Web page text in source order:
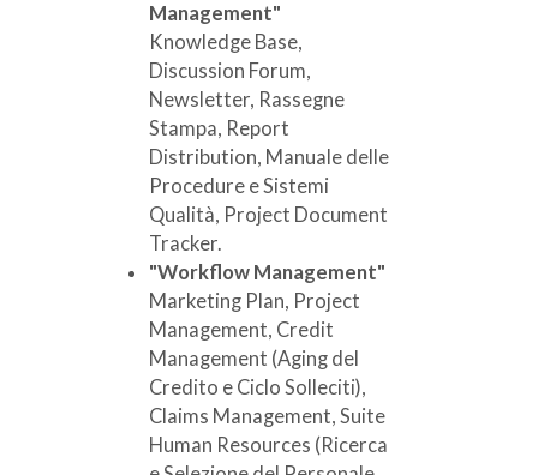
Management"
Knowledge Base,
Discussion Forum,
Newsletter, Rassegne
Stampa, Report
Distribution, Manuale delle
Procedure e Sistemi
Qualità, Project Document
Tracker.
"Workflow Management"
Marketing Plan, Project
Management, Credit
Management (Aging del
Credito e Ciclo Solleciti),
Claims Management, Suite
Human Resources (Ricerca